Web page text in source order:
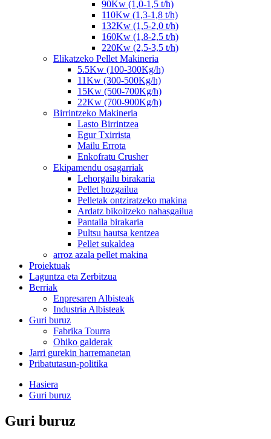
90Kw (1,0-1,5 t/h)
110Kw (1,3-1,8 t/h)
132Kw (1,5-2,0 t/h)
160Kw (1,8-2,5 t/h)
220Kw (2,5-3,5 t/h)
Elikatzeko Pellet Makineria
5.5Kw (100-300Kg/h)
11Kw (300-500Kg/h)
15Kw (500-700Kg/h)
22Kw (700-900Kg/h)
Birrintzeko Makineria
Lasto Birrintzea
Egur Txirrista
Mailu Errota
Enkofratu Crusher
Ekipamendu osagarriak
Lehorgailu birakaria
Pellet hozgailua
Pelletak ontziratzeko makina
Ardatz bikoitzeko nahasgailua
Pantaila birakaria
Pultsu hautsa kentzea
Pellet sukaldea
arroz azala pellet makina
Proiektuak
Laguntza eta Zerbitzua
Berriak
Enpresaren Albisteak
Industria Albisteak
Guri buruz
Fabrika Tourra
Ohiko galderak
Jarri gurekin harremanetan
Pribatutasun-politika
Hasiera
Guri buruz
Guri buruz